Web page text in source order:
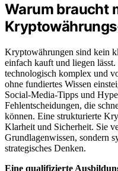
Warum braucht
Kryptowährungen sind kein
einfach kauft und liegen
technologisch komplex und
ohne fundiertes Wissen
Social-Media-Tipps und
Fehlentscheidungen, die
können. Eine strukturierte
Klarheit und Sicherheit. Sie
Grundlagenwissen, sondern
strategisches Denken.
Eine qualifizierte